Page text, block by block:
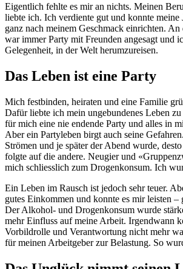
Eigentlich fehlte es mir an nichts. Meinen
liebte ich. Ich verdiente gut und konnte meine
ganz nach meinem Geschmack einrichten. An
war immer Party mit Freunden angesagt und
Gelegenheit, in der Welt herumzureisen.
Das Leben ist eine Party
Mich festbinden, heiraten und eine Familie
Dafür liebte ich mein ungebundenes Leben
für mich eine nie endende Party und alles in
Aber ein Partyleben birgt auch seine
Strömen und je später der Abend wurde,
folgte auf die andere. Neugier und
mich schliesslich zum Drogenkonsum. Ich
Ein Leben im Rausch ist jedoch sehr teuer.
gutes Einkommen und konnte es mir leisten –
Der Alkohol- und Drogenkonsum wurde
mehr Einfluss auf meine Arbeit. Irgendwann
Vorbildrolle und Verantwortung nicht mehr
für meinen Arbeitgeber zur Belastung. So